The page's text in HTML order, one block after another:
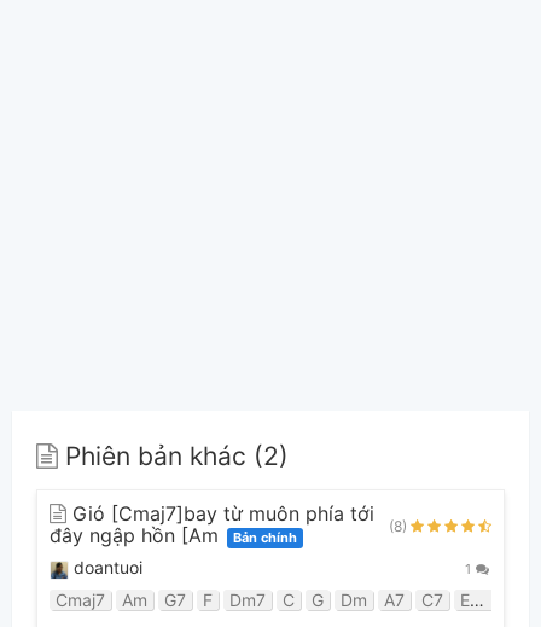
Phiên bản khác (2)
Gió [Cmaj7]bay từ muôn phía tới
đây ngập hồn [Am
Bản chính
(8)
doantuoi 1
Cmaj7 Am G7 F Dm7 C G Dm A7 C7 Em7